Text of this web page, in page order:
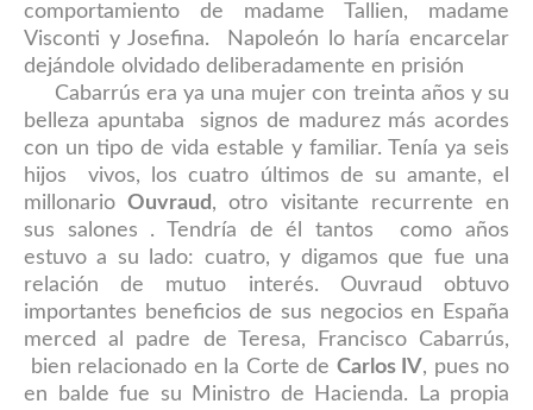
comportamiento de madame Tallien, madame
Visconti y Josefina. Napoleón lo haría encarcelar
dejándole olvidado deliberadamente en prisión
Cabarrús era ya una mujer con treinta años y su
belleza apuntaba signos de madurez más acordes
con un tipo de vida estable y familiar. Tenía ya seis
hijos vivos, los cuatro últimos de su amante, el
millonarioOuvraud, otro visitante recurrente en
sus salones
. Tendría de él tantos como años
estuvo a su lado: cuatro, y digamos que fue una
relación de mutuo interés. Ouvraud obtuvo
importantes beneficios de sus negocios en España
merced al padre de Teresa, Francisco Cabarrús,
bien relacionado en la Corte de Carlos IV, pues no
en balde fue su Ministro de Hacienda. La propia